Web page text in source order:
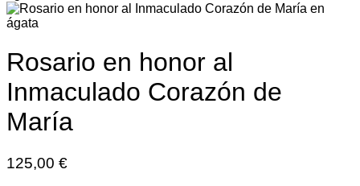
Rosario en honor al
Inmaculado Corazón de
María
125,00 €